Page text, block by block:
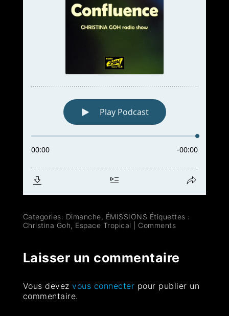
Categories: Dimanche, ÉMISSIONS Étiquettes :
Christina Goh, Espace Tropical Comments
Laisser un commentaire
Vous devezvous connecter pour publier un
commentaire.